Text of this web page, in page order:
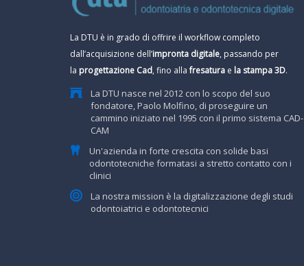
La DTU è in grado di offrire il workflow completo
dall’acquisizione dell’impronta digitale, passando per
la progettazione Cad, fino allafresatura e la stampa 3D.
La DTU nasce nel 2012 con lo scopo del suo
fondatore, Paolo Molfino, di proseguire un
cammino iniziato nel 1995 con il primo sistema CAD-
CAM
Un'azienda in forte crescita con solide basi
odontotecniche formatasi a stretto contatto con i
clinici
La nostra mission è la digitalizzazione degli studi
odontoiatrici e odontotecnici